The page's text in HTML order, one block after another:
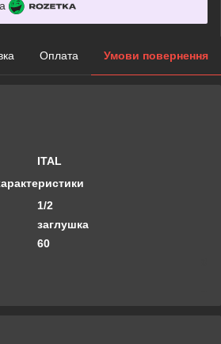
Оплата Умови повернення
ITAL
1/2
заглушка
60